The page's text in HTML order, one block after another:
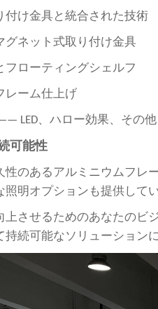
付け金具と統合された技術
グネット式取り付け金具
フローティングシェルフ
レーム仕上げ
—— LED、ハロー効果、その他
可能性
性のあるアルミニウムフレ
照明オプションも提供してい
上させるためのあなたのビ
持続可能なソリューション